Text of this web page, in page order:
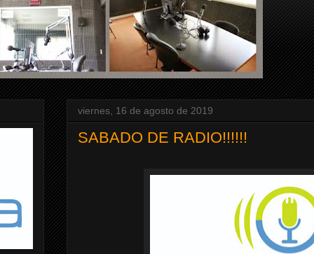
viernes, 16 de agosto de 2019
SABADO DE RADIO!!!!!!